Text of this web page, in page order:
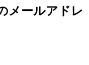
メールアドレ